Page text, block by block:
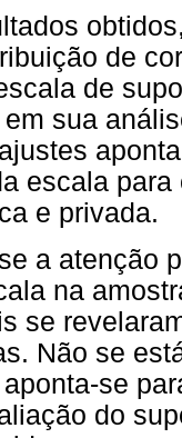
de
de
sua
escala
e privada.
a atenção
na
se
Não se
se
do